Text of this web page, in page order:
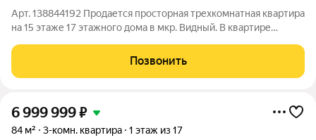
Арт. 138844192 Продается просторная трехкомнатная квартира
на 15 этаже 17 этажного дома в мкр. Видный. B квартире
выходят на обе стороны, просторная кухня 17.4 кв.м. Во дворе
расположена
Позвонить
6 999 999₽
84 м² 3-комн. квартира 1 этаж из 17